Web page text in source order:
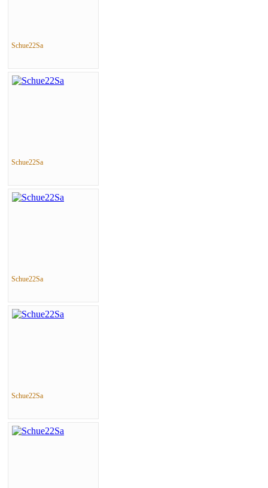
Schue22Sa
Schue22Sa
Schue22Sa
Schue22Sa